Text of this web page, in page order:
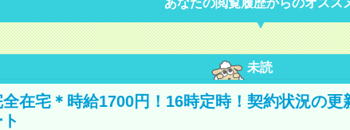
未読
全在宅＊時給1700円！16時定時！契約状況の更